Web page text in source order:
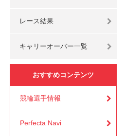
レース結果
キャリーオーバー一覧
おすすめコンテンツ
競輪選手情報
Perfecta Navi